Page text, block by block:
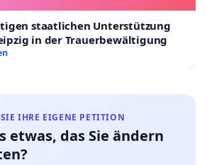
staatlichen Unterstützung
in der Trauerbewältigung
IHRE EIGENE PETITION
etwas, das Sie ändern